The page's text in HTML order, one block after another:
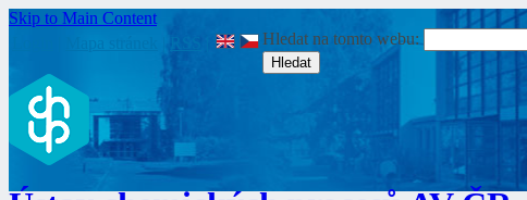
Skip to Main Content
RSS Hledat na tomto webu: